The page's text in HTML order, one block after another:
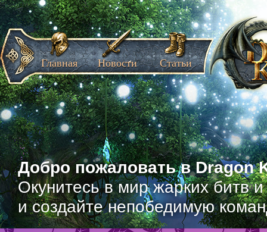
Добро пожаловать в Dragon
Окунитесь в мир жарких битв
и создайте непобедимую
Главная Новости Статьи